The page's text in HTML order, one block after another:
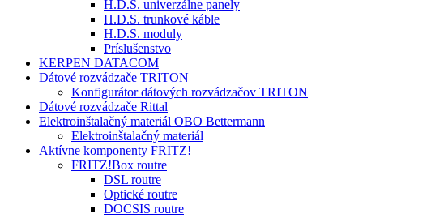
H.D.S. univerzálne panely
H.D.S. trunkové káble
H.D.S. moduly
Príslušenstvo
KERPEN DATACOM
Dátové rozvádzače TRITON
Konfigurátor dátových rozvádzačov TRITON
Dátové rozvádzače Rittal
Elektroinštalačný materiál OBO Bettermann
Elektroinštalačný materiál
Aktívne komponenty FRITZ!
FRITZ!Box routre
DSL routre
Optické routre
DOCSIS routre